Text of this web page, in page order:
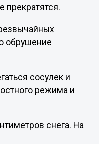
прекратятся.
обрушение
сосулек и
режима и
снега. На